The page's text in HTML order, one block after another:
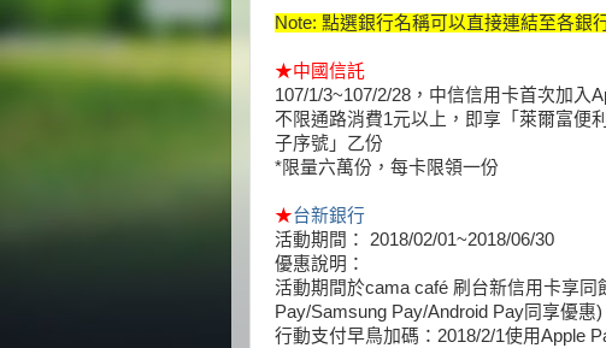
Note: 點選銀行名稱可以直接連結至各銀
★中國信託
107/1/3~107/2/28，中信信用卡首次加入
不限通路消費1元以上，即享「萊爾富便
子序號」乙份
*限量六萬份，每卡限領一份
★台新銀行
活動期間： 2018/02/01~2018/06/30
優惠說明：
活動期間於cama café 刷台新信用卡享
Pay/Samsung Pay/Android Pay同享優惠)
行動支付早鳥加碼：2018/2/1使用Apple